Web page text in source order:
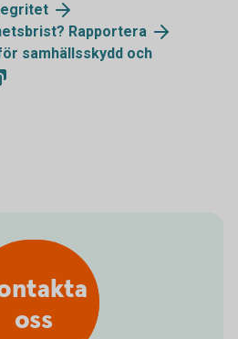
Rapportera
samhällsskydd och
oss